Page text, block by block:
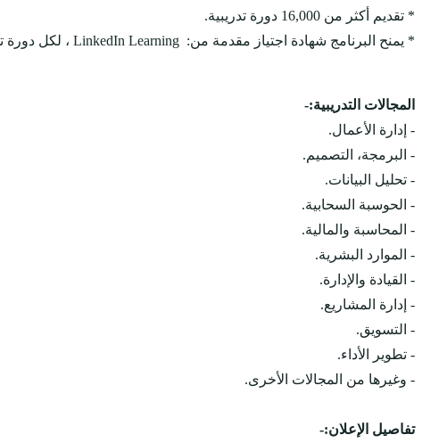
* تقديم أكثر من 16,000 دورة تدريبية.
* يمنح البرنامج شهادة اجتياز مقدمة من: LinkedIn Learning ، لكل دورة تدريبية إلكترونية يتم إنهاء متطلباتها.
المجالات التدريبية:-
- إدارة الأعمال.
- البرمجة، التصميم.
- تحليل البيانات.
- الحوسبة السحابية.
- المحاسبة والمالية.
- الموارد البشرية.
- القيادة والإدارة.
- إدارة المشاريع.
- التسويق.
- تطوير الأداء.
- وغيرها من المجالات الأخرى.
تفاصيل الإعلان:-